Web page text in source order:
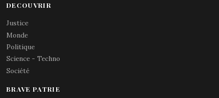
DECOUVRIR
Justice
Monde
Politique
Science - Techno
Société
BRAVE PATRIE